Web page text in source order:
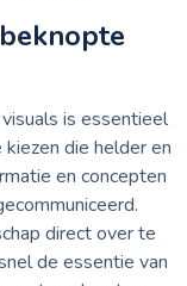
is essentieel
die helder en
en concepten
direct over te
de essentie van